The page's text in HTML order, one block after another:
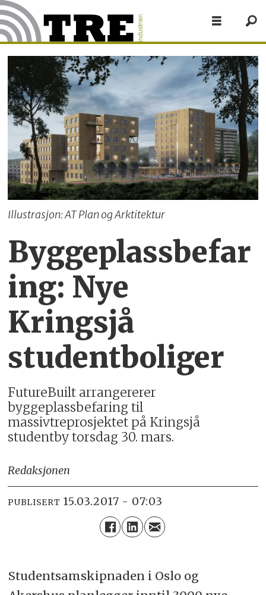
Illustrasjon: AT Plan og Arktitektur
Byggeplassbefar
ing: Nye
Kringsjå
studentboliger
FutureBuilt arrangererer
byggeplassbefaring til
massivtreprosjektet på Kringsjå
studentby torsdag 30. mars.
Redaksjonen
PUBLISERT 15.03.2017 - 07:03
Studentsamskipnaden i Oslo og